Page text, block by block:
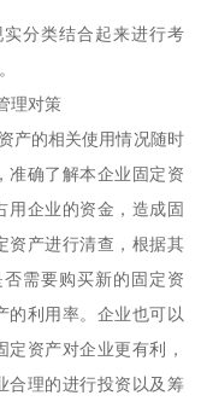
分类结合起来进行考
理对策
产的相关使用情况随时
准确了解本企业固定资
用企业的资金，造成固
资产进行清查，根据其
需要购买新的固定资
的利用率。企业也可以
资产对企业更有利，
合理的进行投资以及筹